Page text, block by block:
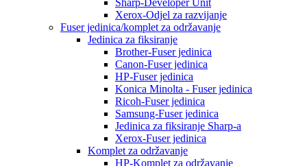
Sharp-Developer Unit
Xerox-Odjel za razvijanje
Fuser jedinica/komplet za održavanje
Jedinica za fiksiranje
Brother-Fuser jedinica
Canon-Fuser jedinica
HP-Fuser jedinica
Konica Minolta - Fuser jedinica
Ricoh-Fuser jedinica
Samsung-Fuser jedinica
Jedinica za fiksiranje Sharp-a
Xerox-Fuser jedinica
Komplet za održavanje
HP-Komplet za održavanje